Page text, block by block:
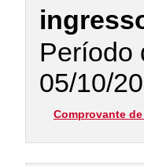
Período
05/10/
Comprovante